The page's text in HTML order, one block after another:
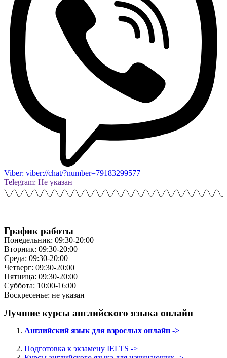
Viber: viber://chat/?number=79183299577
Telegram: Не указан
График работы
Понедельник: 09:30-20:00
Вторник: 09:30-20:00
Среда: 09:30-20:00
Четверг: 09:30-20:00
Пятница: 09:30-20:00
Суббота: 10:00-16:00
Воскресенье: не указан
Лучшие курсы английского языка онлайн
Английский язык для взрослых онлайн ->
Подготовка к экзамену IELTS ->